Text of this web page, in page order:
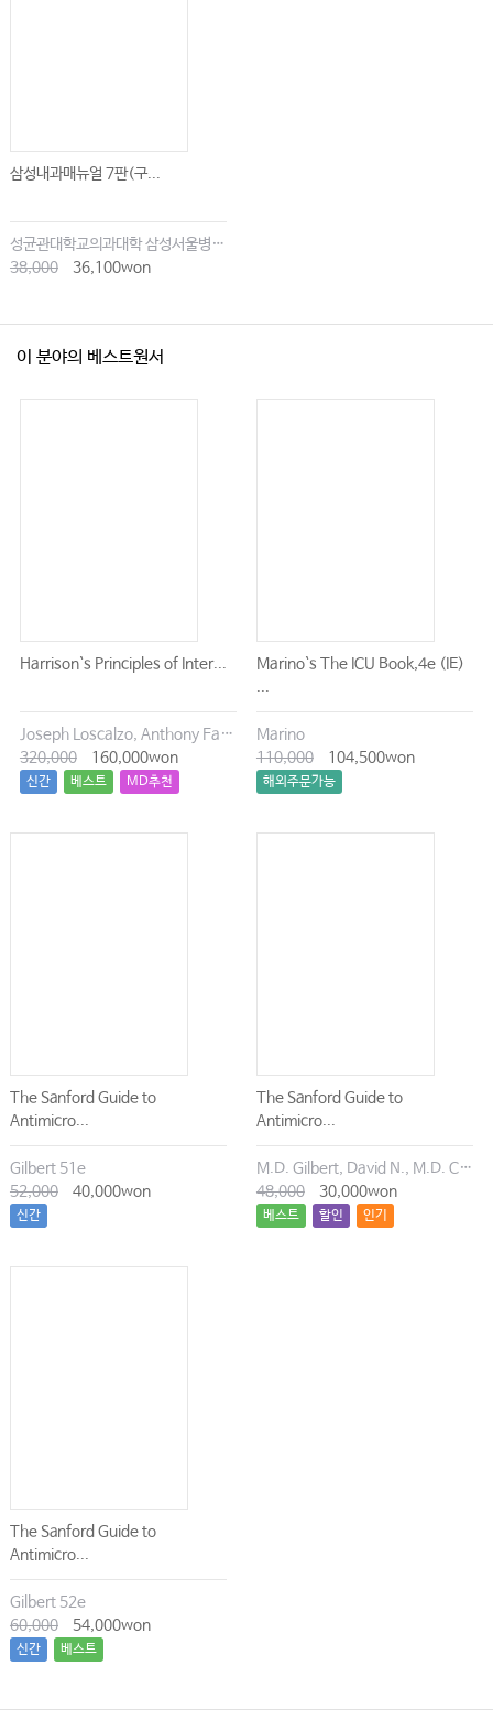
XⅦ. 말기암 환자의 관리
Ⅰ. 문제지향식 접근
Ⅱ. 질환별 접근
Ⅲ. 혈전증
Ⅳ. 혈액종양
Ⅴ. 조혈모세포이식
Ⅵ. 수혈
Ⅳ. 중환자실에서의 발열
Ⅴ. 쇼크
Ⅵ. 수혈요법
Ⅶ. 심폐소생술
Ⅰ. 기관내삽관 및 기도관리
Ⅱ. 기관절개술
Ⅲ. 윤상갑상연골절개술
Ⅳ. 초음파를 활용한 시술
삼성내과매뉴얼 7판(구...
성균관대학교의과대학 삼성서울병원내과
38,000
36,100won
이 분야의 베스트원서
Harrison`s Principles of Inter...
Joseph Loscalzo, Anthony Fauci, Dennis Kasper, Stephen Hauser, Dan Longo, J. Larry Jameson
320,000
160,000won
신간 베스트 MD추천
Marino`s The ICU Book,4e (IE)
...
Marino
110,000
104,500won
해외주문가능
The Sanford Guide to
Antimicro...
Gilbert 51e
52,000
40,000won
신간
The Sanford Guide to
Antimicro...
M.D. Gilbert, David N., M.D. Chambers, Henry F., M.D. Eliopoulos, George M., M.D. Saag, Michael S., M.D. Pavia, Andrew T.
48,000
30,000won
베스트 할인 인기
The Sanford Guide to
Antimicro...
Gilbert 52e
60,000
54,000won
신간 베스트